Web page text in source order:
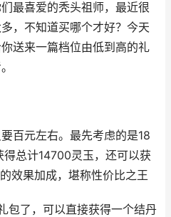
最喜爱的秃头祖师，最近很
，不知道买哪个才好？今天
送来一篇档位由低到高的礼
百元左右。最先考虑的是18
总计14700灵玉，还可以获
效果加成，堪称性价比之王
包了，可以直接获得一个结丹